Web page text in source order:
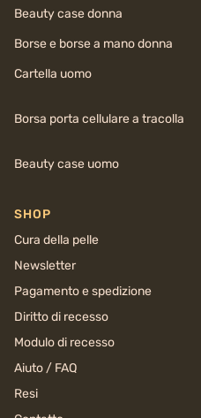
Beauty case donna
Borse e borse a mano donna
Cartella uomo
Borsa porta cellulare a tracolla
Beauty case uomo
SHOP
Cura della pelle
Newsletter
Pagamento e spedizione
Diritto di recesso
Modulo di recesso
Aiuto / FAQ
Resi